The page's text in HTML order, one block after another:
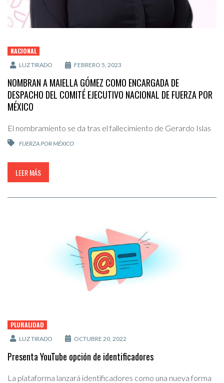
NACIONAL
LUZ TIRADO FEBRERO 5, 2023
NOMBRAN A MAIELLA GÓMEZ COMO ENCARGADA DE
DESPACHO DEL COMITÉ EJECUTIVO NACIONAL DE FUERZA POR
MÉXICO
El nombramiento se da tras el fallecimiento de Gerardo Islas
FUERZA POR MÉXICO
LEER MÁS
PLURALIDAD
LUZ TIRADO OCTUBRE 20, 2022
Presenta YouTube opción de identificadores
La plataforma lanzará identificadores como una nueva forma